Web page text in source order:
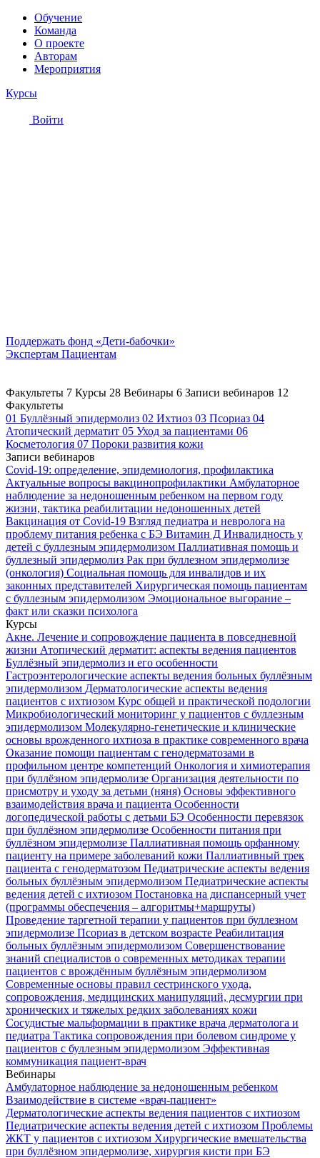
Обучение
Команда
О проекте
Авторам
Мероприятия
Курсы
Войти
Поддержать фонд «Дети-бабочки»
Экспертам Пациентам
Факультеты 7 Курсы 28 Вебинары 6 Записи вебинаров 12
Факультеты
01 Буллёзный эпидермолиз 02 Ихтиоз 03 Псориаз 04
Атопический дерматит 05 Уход за пациентами 06
Косметология 07 Пороки развития кожи
Записи вебинаров
Covid-19: определение, эпидемиология, профилактика
Актуальные вопросы вакцинопрофилактики Амбулаторное
наблюдение за недоношенным ребенком на первом году
жизни, тактика реабилитации недоношенных детей
Вакцинация от Covid-19 Взгляд педиатра и невролога на
проблему питания ребенка с БЭ Витамин Д Инвалидность у
детей с буллезным эпидермолизом Паллиативная помощь и
буллезный эпидермолиз Рак при буллезном эпидермолизе
(онкология) Социальная помощь для инвалидов и их
законных представителей Хирургическая помощь пациентам
с буллезным эпидермолизом Эмоциональное выгорание –
факт или сказки психолога
Курсы
Акне. Лечение и сопровождение пациента в повседневной
жизни Атопический дерматит: аспекты ведения пациентов
Буллёзный эпидермолиз и его особенности
Гастроэнтерологические аспекты ведения больных буллёзным
эпидермолизом Дерматологические аспекты ведения
пациентов с ихтиозом Курс общей и практической подологии
Микробиологический мониторинг у пациентов с буллезным
эпидермолизом Молекулярно-генетические и клинические
основы врожденного ихтиоза в практике современного врача
Оказание помощи пациентам с генодерматозами в
профильном центре компетенций Онкология и химиотерапия
при буллёзном эпидермолизе Организация деятельности по
присмотру и уходу за детьми (няня) Основы эффективного
взаимодействия врача и пациента Особенности
логопедической работы с детьми БЭ Особенности перевязок
при буллёзном эпидермолизе Особенности питания при
буллёзном эпидермолизе Паллиативная помощь орфанному
пациенту на примере заболеваний кожи Паллиативный трек
пациента с генодерматозом Педиатрические аспекты ведения
больных буллёзным эпидермолизом Педиатрические аспекты
ведения детей с ихтиозом Постановка на диспансерный учет
(программы обеспечения – алгоритмы+маршруты)
Проведение таргетной терапии у пациентов при буллезном
эпидермолизе Псориаз в детском возрасте Реабилитация
больных буллёзным эпидермолизом Совершенствование
знаний специалистов о современных методиках терапии
пациентов с врождённым буллёзным эпидермолизом
Современные основы правил сестринского ухода,
сопровождения, медицинских манипуляций, десмургии при
хронических и тяжелых редких заболеваниях кожи
Сосудистые мальформации в практике врача дерматолога и
педиатра Тактика сопровождения при болевом синдроме у
пациентов с буллезным эпидермолизом Эффективная
коммуникация пациент-врач
Вебинары
Амбулаторное наблюдение за недоношенным ребенком
Взаимодействие в системе «врач-пациент»
Дерматологические аспекты ведения пациентов с ихтиозом
Педиатрические аспекты ведения детей с ихтиозом Проблемы
ЖКТ у пациентов с ихтиозом Хирургические вмешательства
при буллёзном эпидермолизе, хирургия кисти при БЭ